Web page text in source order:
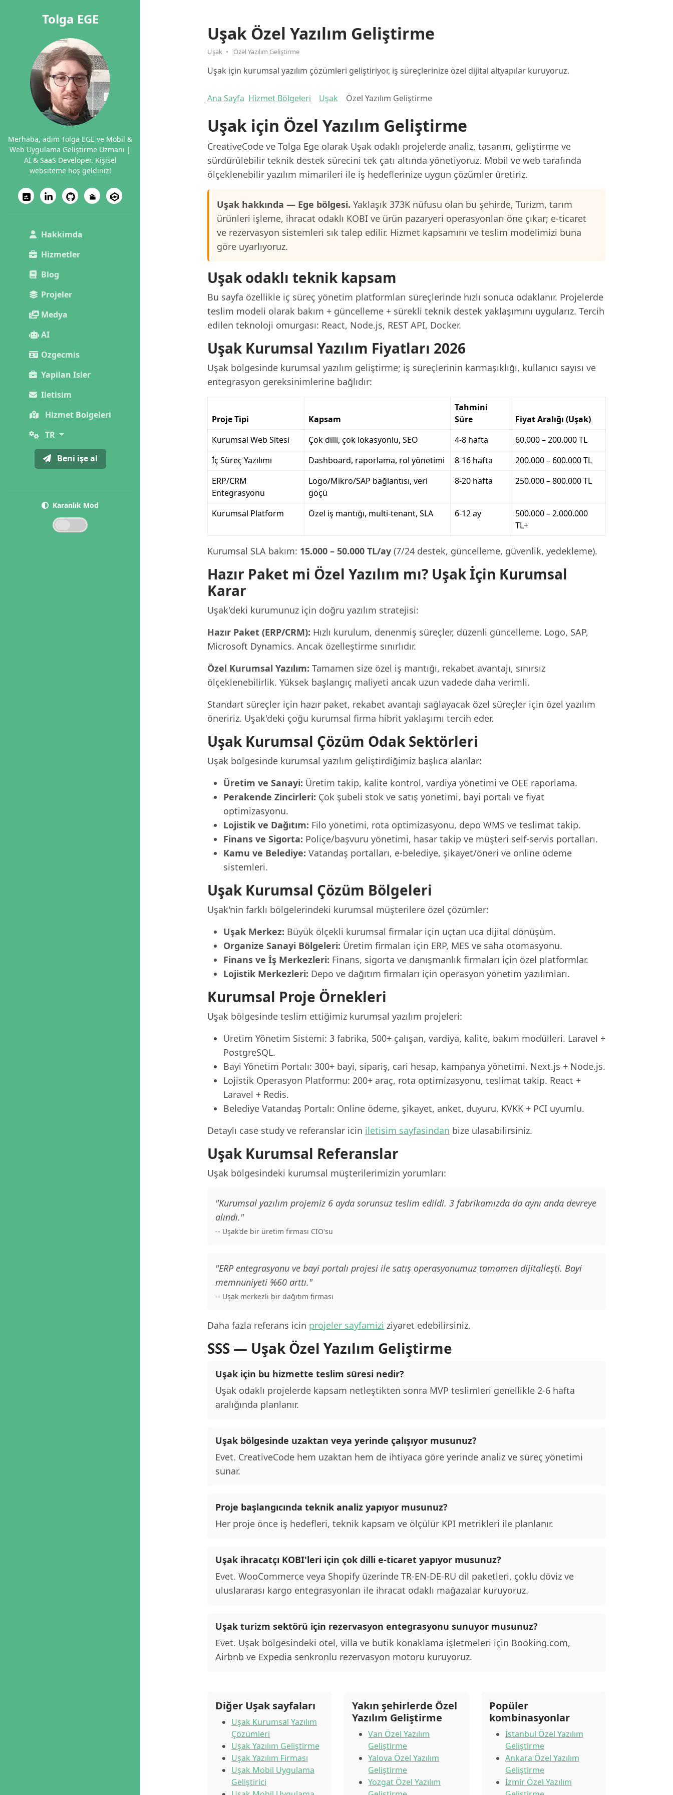
Tolga EGE
Merhaba, adım Tolga EGE ve Mobil &
Web Uygulama Geliştirme Uzmanı |
AI & SaaS Developer. Kişisel
websiteme hoş geldiniz!
Hakkimda
Hizmetler
Blog
Projeler
Medya
AI
Ozgecmis
Yapilan Isler
Iletisim
Hizmet Bolgeleri
TR
Beni işe al
Karanlık Mod
Uşak Özel Yazılım Geliştirme
Uşak Özel Yazılım Geliştirme
Uşak için kurumsal yazılım çözümleri geliştiriyor, iş süreçlerinize özel dijital altyapılar kuruyoruz.
Ana Sayfa Hizmet Bölgeleri Uşak Özel Yazılım Geliştirme
Uşak için Özel Yazılım Geliştirme
CreativeCode ve Tolga Ege olarak Uşak odaklı projelerde analiz, tasarım, geliştirme ve
sürdürülebilir teknik destek sürecini tek çatı altında yönetiyoruz. Mobil ve web tarafında
ölçeklenebilir yazılım mimarileri ile iş hedeflerinize uygun çözümler üretiriz.
Uşak hakkında — Ege bölgesi. Yaklaşık 373K nüfusu olan bu şehirde, Turizm, tarım
ürünleri işleme, ihracat odaklı KOBI ve ürün pazaryeri operasyonları öne çıkar; e-ticaret
ve rezervasyon sistemleri sık talep edilir. Hizmet kapsamını ve teslim modelimizi buna
göre uyarlıyoruz.
Uşak odaklı teknik kapsam
Bu sayfa özellikle iç süreç yönetim platformları süreçlerinde hızlı sonuca odaklanır. Projelerde
teslim modeli olarak bakım + güncelleme + sürekli teknik destek yaklaşımını uygularız. Tercih
edilen teknoloji omurgası: React, Node.js, REST API, Docker.
Uşak Kurumsal Yazılım Fiyatları 2026
Uşak bölgesinde kurumsal yazılım geliştirme; iş süreçlerinin karmaşıklığı, kullanıcı sayısı ve
entegrasyon gereksinimlerine bağlıdır:
Proje Tipi Kapsam
Tahmini
Süre
Fiyat Aralığı (Uşak)
Kurumsal Web Sitesi
Çok dilli, çok lokasyonlu, SEO 4-8 hafta
60.000 – 200.000 TL
İç Süreç Yazılımı
Dashboard, raporlama, rol yönetimi 8-16 hafta
200.000 – 600.000 TL
ERP/CRM
Entegrasyonu
Logo/Mikro/SAP bağlantısı, veri
göçü
8-20 hafta 250.000 – 800.000 TL
Kurumsal Platform Özel iş mantığı, multi-tenant, SLA 6-12 ay
500.000 – 2.000.000
TL+
Kurumsal SLA bakım: 15.000 – 50.000 TL/ay (7/24 destek, güncelleme, güvenlik, yedekleme).
Hazır Paket mi Özel Yazılım mı? Uşak İçin Kurumsal
Karar
Uşak'deki kurumunuz için doğru yazılım stratejisi:
Hazır Paket (ERP/CRM): Hızlı kurulum, denenmiş süreçler, düzenli güncelleme. Logo, SAP,
Microsoft Dynamics. Ancak özelleştirme sınırlıdır.
Özel Kurumsal Yazılım: Tamamen size özel iş mantığı, rekabet avantajı, sınırsız
ölçeklenebilirlik. Yüksek başlangıç maliyeti ancak uzun vadede daha verimli.
Standart süreçler için hazır paket, rekabet avantajı sağlayacak özel süreçler için özel yazılım
öneririz. Uşak'deki çoğu kurumsal firma hibrit yaklaşımı tercih eder.
Uşak Kurumsal Çözüm Odak Sektörleri
Uşak bölgesinde kurumsal yazılım geliştirdiğimiz başlıca alanlar:
Üretim ve Sanayi: Üretim takip, kalite kontrol, vardiya yönetimi ve OEE raporlama.
Perakende Zincirleri: Çok şubeli stok ve satış yönetimi, bayi portalı ve fiyat
optimizasyonu.
Lojistik ve Dağıtım: Filo yönetimi, rota optimizasyonu, depo WMS ve teslimat takip.
Finans ve Sigorta: Poliçe/başvuru yönetimi, hasar takip ve müşteri self-servis portalları.
Kamu ve Belediye: Vatandaş portalları, e-belediye, şikayet/öneri ve online ödeme
sistemleri.
Uşak Kurumsal Çözüm Bölgeleri
Uşak'nin farklı bölgelerindeki kurumsal müşterilere özel çözümler:
Uşak Merkez: Büyük ölçekli kurumsal firmalar için uçtan uca dijital dönüşüm.
Organize Sanayi Bölgeleri: Üretim firmaları için ERP, MES ve saha otomasyonu.
Finans ve İş Merkezleri: Finans, sigorta ve danışmanlık firmaları için özel platformlar.
Lojistik Merkezleri: Depo ve dağıtım firmaları için operasyon yönetim yazılımları.
Kurumsal Proje Örnekleri
Uşak bölgesinde teslim ettiğimiz kurumsal yazılım projeleri:
Üretim Yönetim Sistemi: 3 fabrika, 500+ çalışan, vardiya, kalite, bakım modülleri. Laravel +
PostgreSQL.
Bayi Yönetim Portalı: 300+ bayi, sipariş, cari hesap, kampanya yönetimi. Next.js + Node.js.
Lojistik Operasyon Platformu: 200+ araç, rota optimizasyonu, teslimat takip. React +
Laravel + Redis.
Belediye Vatandaş Portalı: Online ödeme, şikayet, anket, duyuru. KVKK + PCI uyumlu.
Detaylı case study ve referanslar icin iletisim sayfasindan bize ulasabilirsiniz.
Uşak Kurumsal Referanslar
Uşak bölgesindeki kurumsal müşterilerimizin yorumları:
"Kurumsal yazılım projemiz 6 ayda sorunsuz teslim edildi. 3 fabrikamızda da aynı anda devreye
alındı."
-- Uşak'de bir üretim firması CIO'su
"ERP entegrasyonu ve bayi portalı projesi ile satış operasyonumuz tamamen dijitalleşti. Bayi
memnuniyeti %60 arttı."
-- Uşak merkezli bir dağıtım firması
Daha fazla referans icin projeler sayfamizi ziyaret edebilirsiniz.
SSS — Uşak Özel Yazılım Geliştirme
Uşak için bu hizmette teslim süresi nedir?
Uşak odaklı projelerde kapsam netleştikten sonra MVP teslimleri genellikle 2-6 hafta
aralığında planlanır.
Uşak bölgesinde uzaktan veya yerinde çalışıyor musunuz?
Evet. CreativeCode hem uzaktan hem de ihtiyaca göre yerinde analiz ve süreç yönetimi
sunar.
Proje başlangıcında teknik analiz yapıyor musunuz?
Her proje önce iş hedefleri, teknik kapsam ve ölçülür KPI metrikleri ile planlanır.
Uşak ihracatçı KOBI'leri için çok dilli e-ticaret yapıyor musunuz?
Evet. WooCommerce veya Shopify üzerinde TR-EN-DE-RU dil paketleri, çoklu döviz ve
uluslararası kargo entegrasyonları ile ihracat odaklı mağazalar kuruyoruz.
Uşak turizm sektörü için rezervasyon entegrasyonu sunuyor musunuz?
Evet. Uşak bölgesindeki otel, villa ve butik konaklama işletmeleri için Booking.com,
Airbnb ve Expedia senkronlu rezervasyon motoru kuruyoruz.
Diğer Uşak sayfaları
Uşak Kurumsal Yazılım
Çözümleri
Uşak Yazılım Geliştirme
Uşak Yazılım Firması
Uşak Mobil Uygulama
Geliştirici
Yakın şehirlerde Özel
Yazılım Geliştirme
Van Özel Yazılım
Geliştirme
Yalova Özel Yazılım
Geliştirme
Yozgat Özel Yazılım
Popüler
kombinasyonlar
İstanbul Özel Yazılım
Geliştirme
Ankara Özel Yazılım
Geliştirme
İzmir Özel Yazılım